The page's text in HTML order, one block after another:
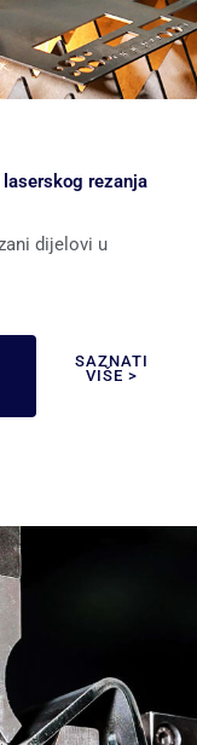
rezanja
dijelovi u
SAZNATI
VIŠE >